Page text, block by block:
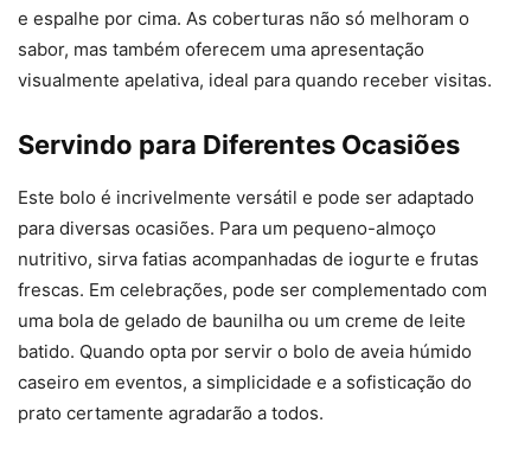
e espalhe por cima. As coberturas não só melhoram o
sabor, mas também oferecem uma apresentação
visualmente apelativa, ideal para quando receber visitas.
Servindo para Diferentes Ocasiões
Este bolo é incrivelmente versátil e pode ser adaptado
para diversas ocasiões. Para um pequeno-almoço
nutritivo, sirva fatias acompanhadas de iogurte e frutas
frescas. Em celebrações, pode ser complementado com
uma bola de gelado de baunilha ou um creme de leite
batido. Quando opta por servir o bolo de aveia húmido
caseiro em eventos, a simplicidade e a sofisticação do
prato certamente agradarão a todos.